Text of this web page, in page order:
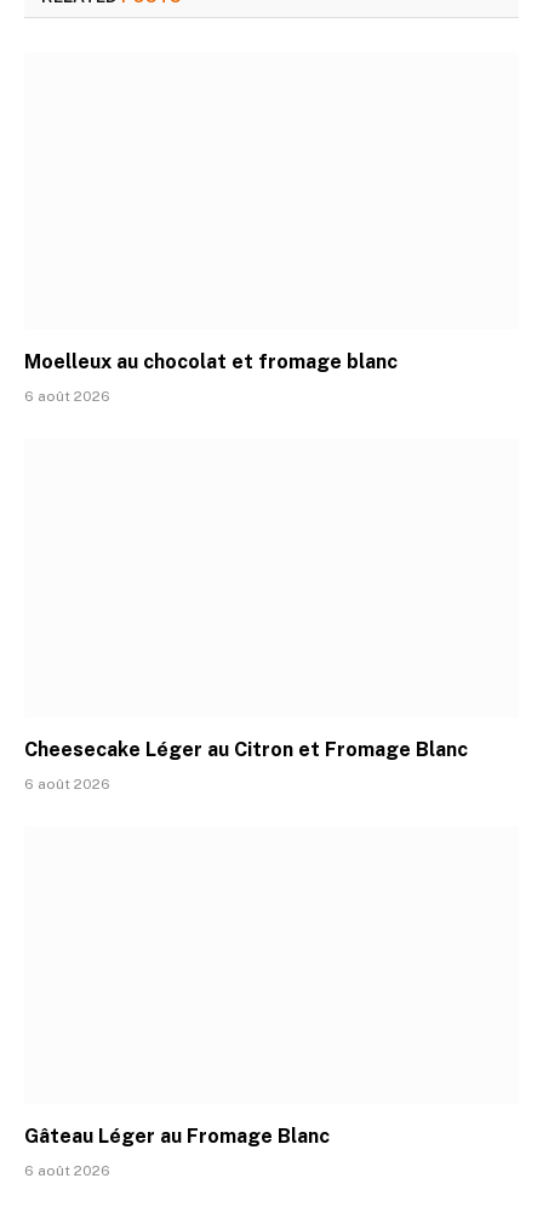
Moelleux au chocolat et fromage blanc
6 août 2026
Cheesecake Léger au Citron et Fromage Blanc
6 août 2026
Gâteau Léger au Fromage Blanc
6 août 2026